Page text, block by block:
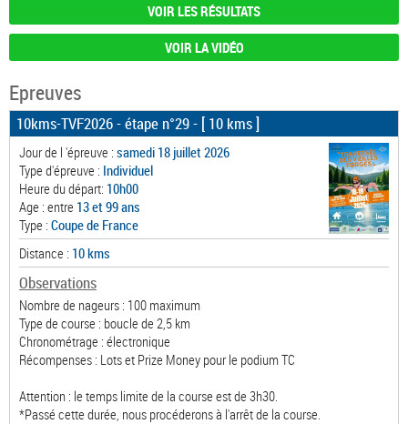
VOIR LES RÉSULTATS
VOIR LA VIDÉO
Epreuves
10kms-TVF2026 - étape n°29- [ 10 kms ]
Jour de l 'épreuve : samedi 18 juillet 2026
Type d'épreuve : Individuel
Heure du départ: 10h00
Age : entre 13 et 99 ans
Type : Coupe de France
Distance : 10 kms
Observations
Nombre de nageurs : 100 maximum
Type de course : boucle de 2,5 km
Chronométrage : électronique
Récompenses : Lots et Prize Money pour le podium TC
Attention : le temps limite de la course est de 3h30.
*Passé cette durée, nous procéderons à l'arrêt de la course.